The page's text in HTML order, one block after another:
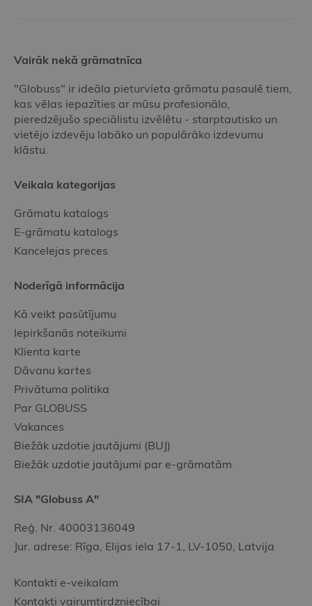
Vairāk nekā grāmatnīca
"Globuss" ir ideāla pieturvieta grāmatu pasaulē tiem,
kas vēlas iepazīties ar mūsu profesionālo,
pieredzējušo speciālistu izvēlētu - starptautisko un
vietējo izdevēju labāko un populārāko izdevumu
klāstu.
Veikala kategorijas
Grāmatu katalogs
E-grāmatu katalogs
Kancelejas preces
Noderīgā informācija
Kā veikt pasūtījumu
Iepirkšanās noteikumi
Klienta karte
Dāvanu kartes
Privātuma politika
Par GLOBUSS
Vakances
Biežāk uzdotie jautājumi (BUJ)
Biežāk uzdotie jautājumi par e-grāmatām
SIA "Globuss A"
Reģ. Nr. 40003136049
Jur. adrese: Rīga, Elijas iela 17-1, LV-1050, Latvija
Kontakti e-veikalam
Kontakti vairumtirdzniecībai